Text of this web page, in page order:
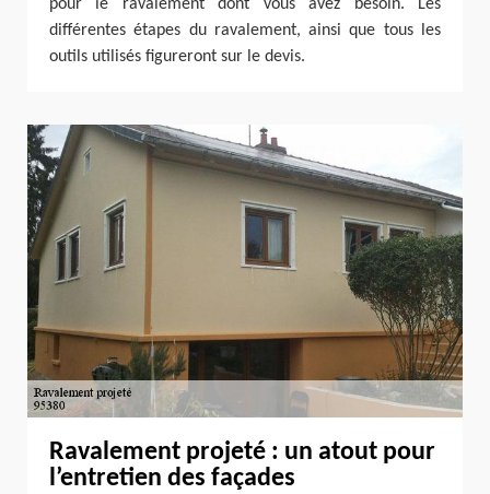
pour le ravalement dont vous avez besoin. Les
différentes étapes du ravalement, ainsi que tous les
outils utilisés figureront sur le devis.
Ravalement projeté : un atout pour
l’entretien des façades